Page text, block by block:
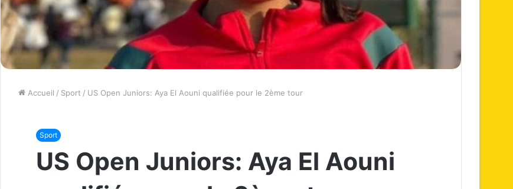
Accueil / Sport / US Open Juniors: Aya El Aouni qualifiée pour le 2ème tour
Sport
US Open Juniors: Aya El Aouni